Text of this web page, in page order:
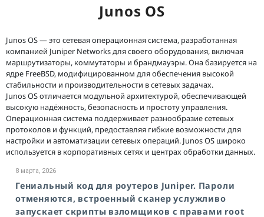
Junos OS
Junos OS — это сетевая операционная система, разработанная
компанией Juniper Networks для своего оборудования, включая
маршрутизаторы, коммутаторы и брандмауэры. Она базируется на
ядре FreeBSD, модифицированном для обеспечения высокой
стабильности и производительности в сетевых задачах.
Junos OS отличается модульной архитектурой, обеспечивающей
высокую надёжность, безопасность и простоту управления.
Операционная система поддерживает разнообразие сетевых
протоколов и функций, предоставляя гибкие возможности для
настройки и автоматизации сетевых операций. Junos OS широко
используется в корпоративных сетях и центрах обработки данных.
8 марта, 2026
Гениальный код для роутеров Juniper. Пароли
отменяются, встроенный сканер услужливо
запускает скрипты взломщиков с правами root